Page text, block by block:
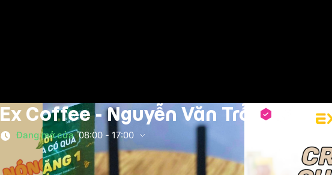
Ex Coffee - Nguyễn Văn Trỗi
Đang mở cửa 08:00 - 17:00